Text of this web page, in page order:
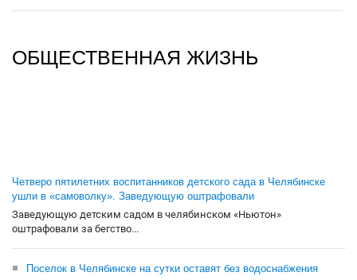
ОБЩЕСТВЕННАЯ ЖИЗНЬ
Четверо пятилетних воспитанников детского сада в Челябинске
ушли в «самоволку». Заведующую оштрафовали
Заведующую детским садом в челябинском «Ньютон»
оштрафовали за бегство...
Поселок в Челябинске на сутки оставят без водоснабжения